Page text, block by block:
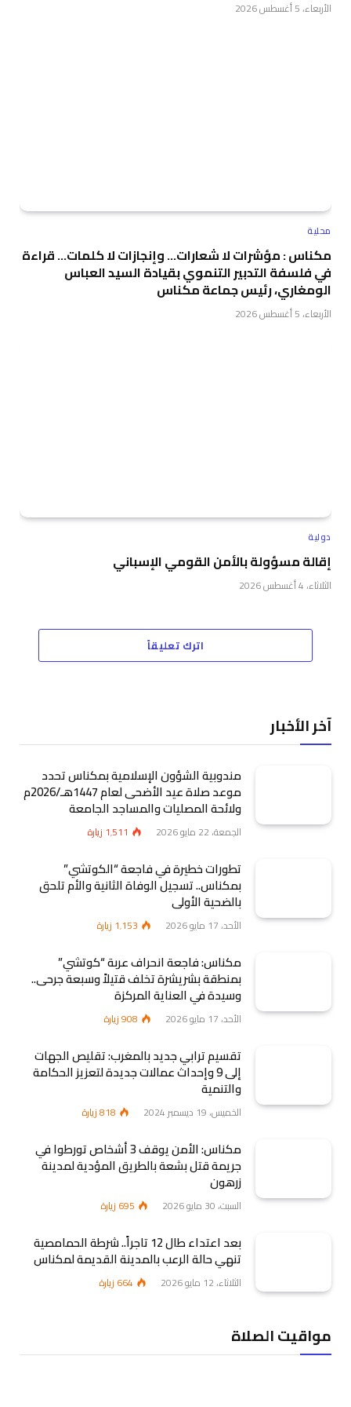
الأربعاء، 5 أغسطس 2026
محلية
مكناس : مؤشرات لا شعارات… وإنجازات لا كلمات… قراءة
في فلسفة التدبير التنموي بقيادة السيد العباس
الومغاري، رئيس جماعة مكناس
الأربعاء، 5 أغسطس 2026
دولية
إقالة مسؤولة بالأمن القومي الإسباني
الثلاثاء، 4 أغسطس 2026
اترك تعليقاً
آخر الأخبار
مندوبية الشؤون الإسلامية بمكناس تحدد
موعد صلاة عيد الأضحى لعام 1447هـ/2026م
ولائحة المصليات والمساجد الجامعة
الجمعة، 22 مايو 2026 1٬511 زيارة
تطورات خطيرة في فاجعة “الكوتشي”
بمكناس.. تسجيل الوفاة الثانية والأم تلحق
بالضحية الأولى
الأحد، 17 مايو 2026 1٬153 زيارة
مكناس: فاجعة انحراف عربة “كوتشي”
بمنطقة بشريشرة تخلف قتيلاً وسبعة جرحى..
وسيدة في العناية المركزة
الأحد، 17 مايو 2026 908زيارة
تقسيم ترابي جديد بالمغرب: تقليص الجهات
إلى 9 وإحداث عمالات جديدة لتعزيز الحكامة
والتنمية
الخميس، 19 ديسمبر 2024 818زيارة
مكناس: الأمن يوقف 3 أشخاص تورطوا في
جريمة قتل بشعة بالطريق المؤدية لمدينة
زرهون
السبت، 30 مايو 2026 695 زيارة
بعد اعتداء طال 12 تاجراً.. شرطة الحمامصية
تنهي حالة الرعب بالمدينة القديمة لمكناس
الثلاثاء، 12 مايو 2026 664 زيارة
مواقيت الصلاة